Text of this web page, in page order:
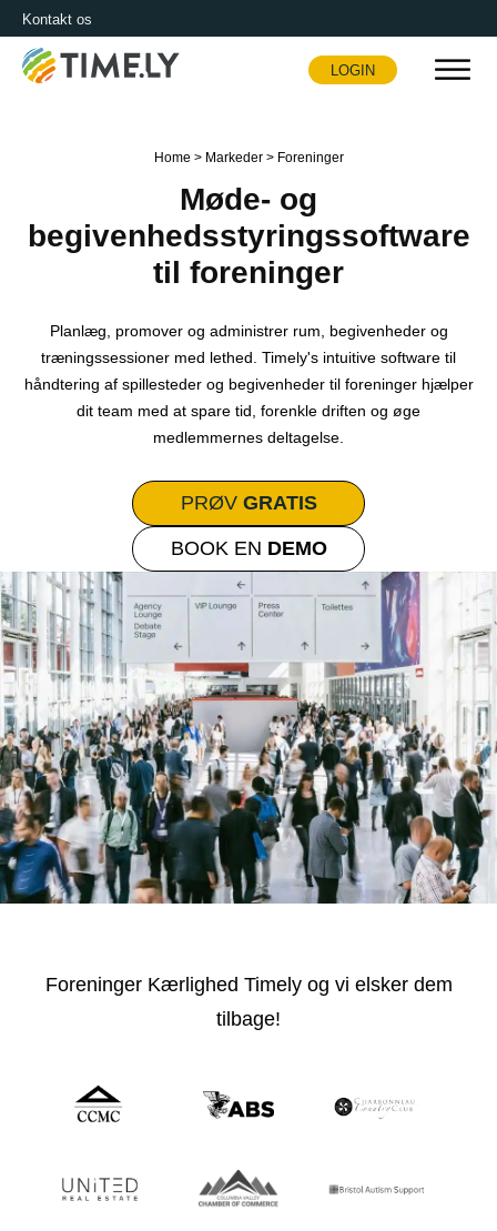
Kontakt os
Timely
LOGIN
Home > Markeder> Foreninger
Møde- og
begivenhedsstyringssoftware
til foreninger
Planlæg, promover og administrer rum, begivenheder og
træningssessioner med lethed. Timely's intuitive software til
håndtering af spillesteder og begivenheder til foreninger hjælper
dit team med at spare tid, forenkle driften og øge
medlemmernes deltagelse.
PRØV GRATIS
BOOK EN DEMO
Foreninger Kærlighed Timely og vi elsker dem
tilbage!